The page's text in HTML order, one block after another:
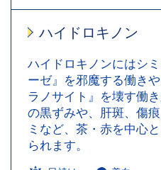
ハイドロキノン
ハイドロキノンにはシ
ーゼ』を邪魔する働き
ラノサイト』を壊す働
の黒ずみや、肝斑、傷
ミなど、茶・赤を中心
られます。